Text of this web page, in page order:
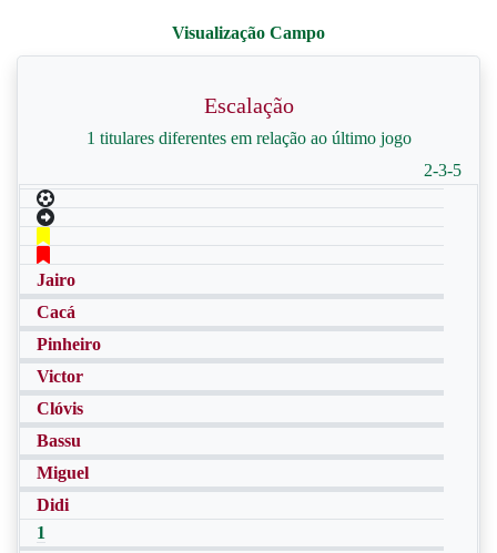
Escalação
1 titulares diferentes em relação ao último jogo
2-3-5
Jairo
Cacá
Pinheiro
Victor
Clóvis
Bassu
Miguel
Didi
1